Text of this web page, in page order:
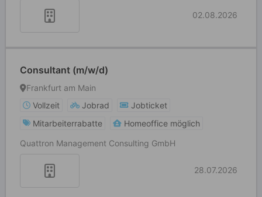
02.08.2026
Consultant (m/w/d)
Frankfurt am Main
Vollzeit
Jobrad
Jobticket
Mitarbeiterrabatte
Homeoffice möglich
Quattron Management Consulting GmbH
28.07.2026